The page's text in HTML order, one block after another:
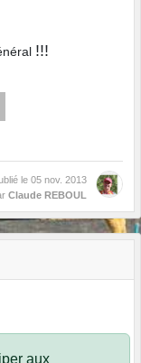
!!!
le 05 nov. 2013
Claude REBOUL
aux